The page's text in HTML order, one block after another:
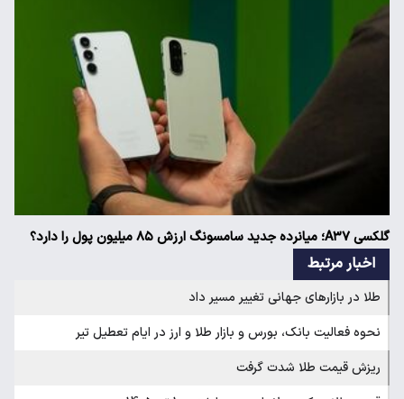
گلکسی A۳۷؛ میانرده جدید سامسونگ ارزش ۸۵ میلیون پول را دارد؟
اخبار مرتبط
طلا در بازارهای جهانی تغییر مسیر داد
نحوه فعالیت بانک‌، بورس و بازار طلا و ارز در ایام تعطیل تیر
ریزش قیمت طلا شدت گرفت